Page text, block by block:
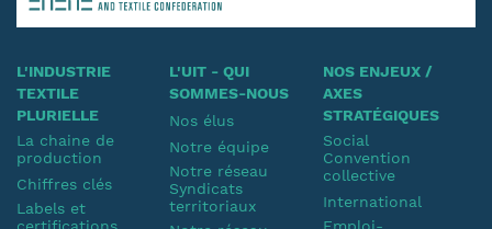
L'INDUSTRIE
TEXTILE
PLURIELLE
La chaine de
production
Chiffres clés
Labels et
L'UIT - QUI
SOMMES-NOUS
Nos élus
Notre équipe
Notre réseau
Syndicats
territoriaux
NOS ENJEUX /
AXES
STRATÉGIQUES
Social
Convention
collective
International